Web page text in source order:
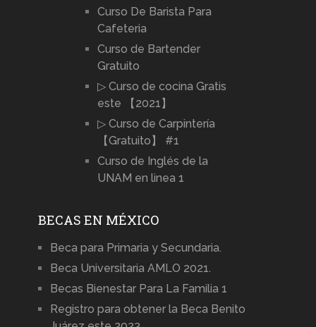
Curso De Barista Para
Cafeteria
Curso de Bartender
Gratuito
▷ Curso de cocina Gratis
este 【2021】
▷ Curso de Carpintería
【Gratuito】 #1
Curso de Inglés de la
UNAM en linea 1
BECAS EN MÉXICO
Beca para Primaria y Secundaria.
Beca Universitaria AMLO 2021.
Becas Bienestar Para La Familia 1
Registro para obtener la Beca Benito